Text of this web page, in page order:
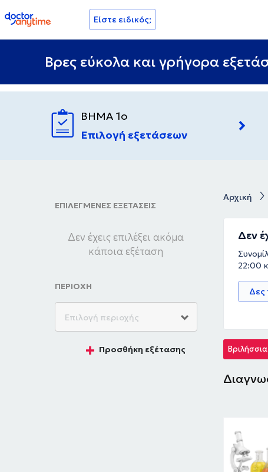
doctoranytime Είστε ειδικός;
Βρες εύκολα και γρήγορα
ΒΗΜΑ 1ο
Επιλογή εξετάσεων
ΕΠΙΛΕΓΜΕΝΕΣ ΕΞΕΤΑΣΕΙΣ
Δεν έχεις επιλέξει ακόμα
κάποια εξέταση
ΠΕΡΙΟΧΗ
Προσθήκη εξέτασης
Αρχική
Δεν
22:00
Δες
Βριλήσσια